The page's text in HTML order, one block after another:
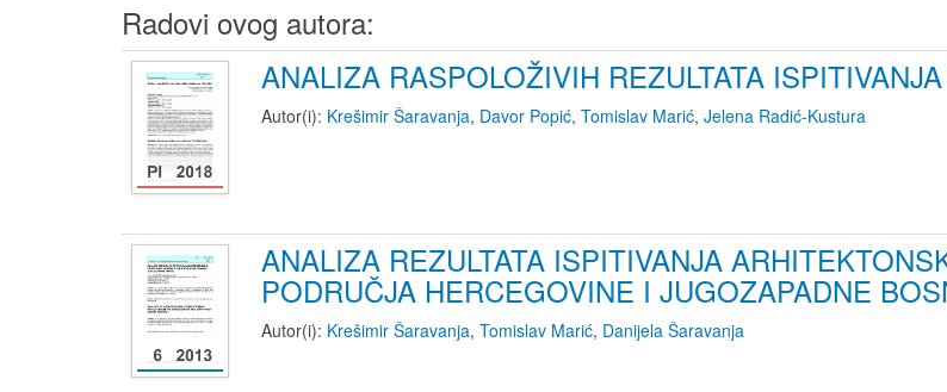
Radovi ovog autora:
ANALIZA RASPOLOŽIVIH REZULTATA
Autor(i): Krešimir Šaravanja, Davor Popić, Tomislav Marić, Jelena Radić-Kustura
ANALIZA REZULTATA ISPITIVANJA
PODRUČJA HERCEGOVINE I JUGOZAPADNE
Autor(i): Krešimir Šaravanja, Tomislav Marić, Danijela Šaravanja